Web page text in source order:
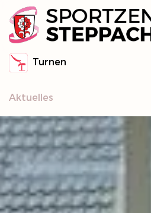
Zum Hauptinhalt springen
Turnen
Aktuelles